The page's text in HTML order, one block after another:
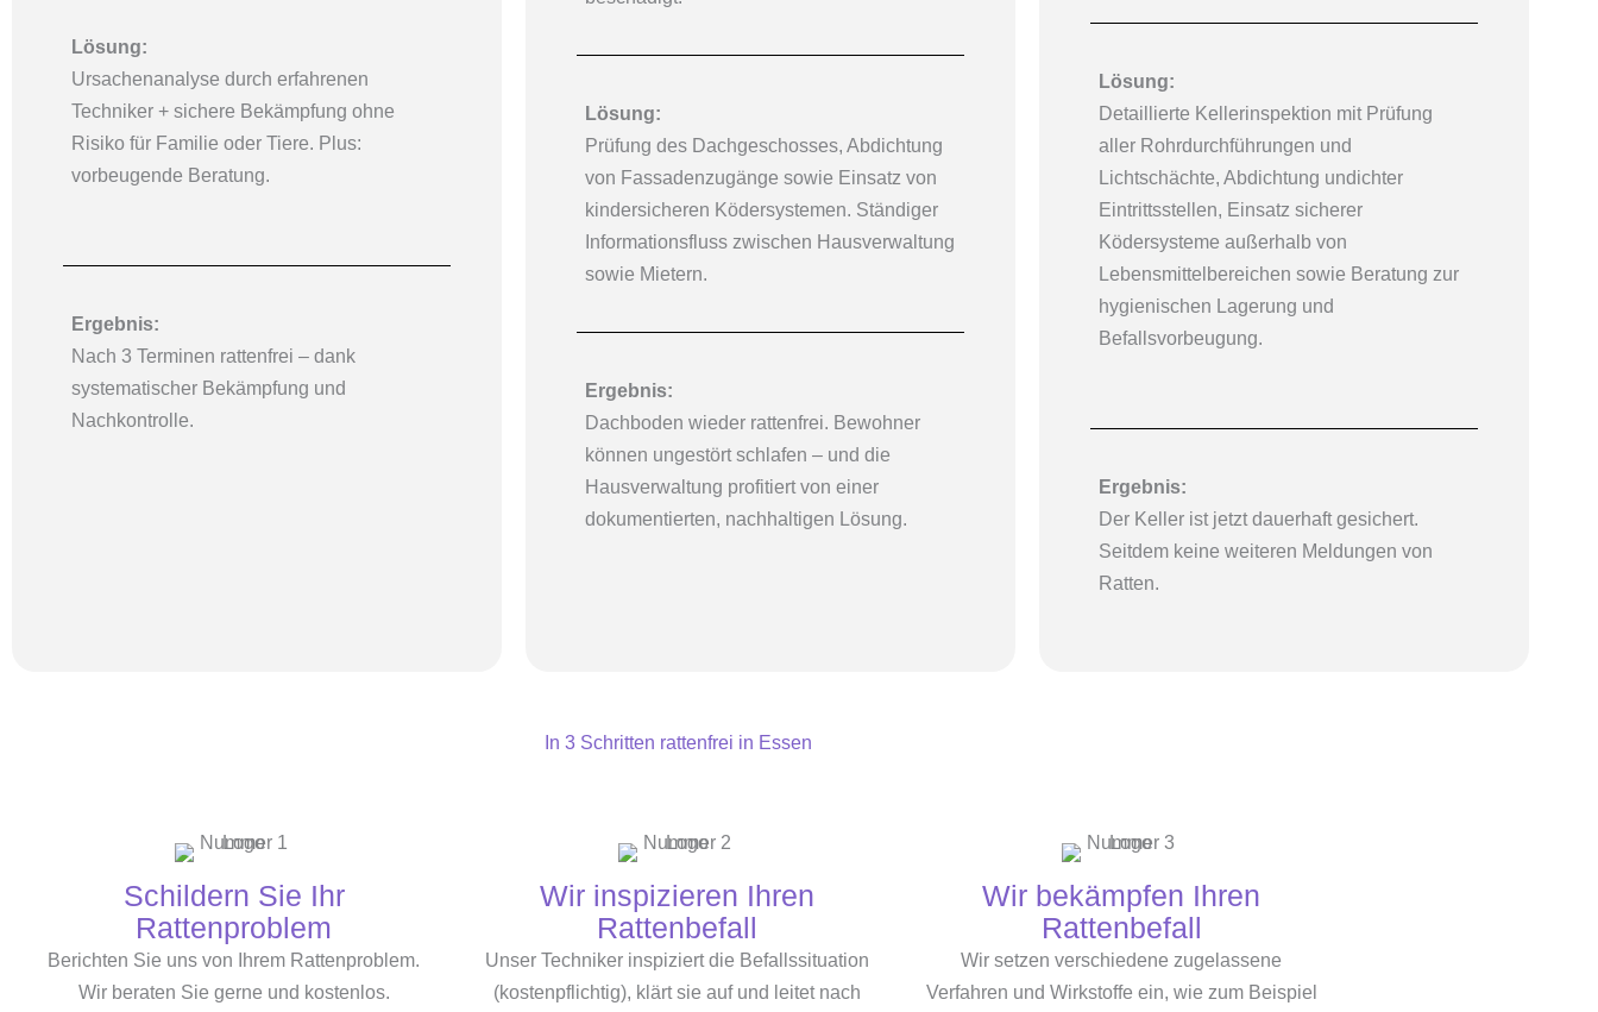
Lösung:
Ursachenanalyse durch erfahrenen
Techniker + sichere Bekämpfung ohne
Risiko für Familie oder Tiere. Plus:
vorbeugende Beratung.
Ergebnis:
Nach 3 Terminen rattenfrei – dank
systematischer Bekämpfung und
Nachkontrolle.
Lösung:
Prüfung des Dachgeschosses, Abdichtung
von Fassadenzugänge sowie Einsatz von
kindersicheren Ködersystemen. Ständiger
Informationsfluss zwischen Hausverwaltung
sowie Mietern.
Ergebnis:
Dachboden wieder rattenfrei. Bewohner
können ungestört schlafen – und die
Hausverwaltung profitiert von einer
dokumentierten, nachhaltigen Lösung.
Lösung:
Detaillierte Kellerinspektion mit Prüfung
aller Rohrdurchführungen und
Lichtschächte, Abdichtung undichter
Eintrittsstellen, Einsatz sicherer
Ködersysteme außerhalb von
Lebensmittelbereichen sowie Beratung zur
hygienischen Lagerung und
Befallsvorbeugung.
Ergebnis:
Der Keller ist jetzt dauerhaft gesichert.
Seitdem keine weiteren Meldungen von
Ratten.
In 3 Schritten rattenfrei in Essen
Schildern Sie Ihr
Rattenproblem
Berichten Sie uns von Ihrem Rattenproblem.
Wir beraten Sie gerne und kostenlos.
Wir inspizieren Ihren
Rattenbefall
Unser Techniker inspiziert die Befallssituation
(kostenpflichtig), klärt sie auf und leitet nach
Wir bekämpfen Ihren
Rattenbefall
Wir setzen verschiedene zugelassene
Verfahren und Wirkstoffe ein, wie zum Beispiel